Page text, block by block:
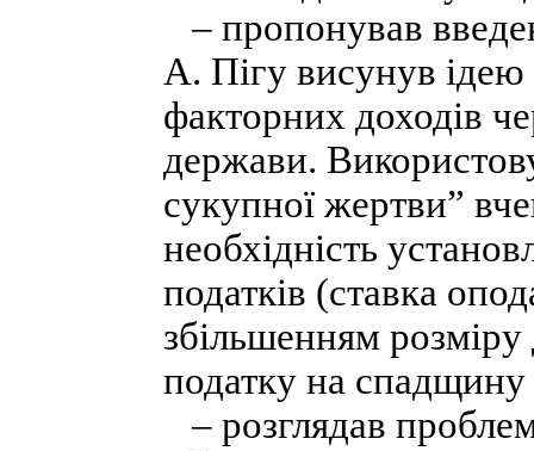
– пропонував
А. Пігу висунув ідею
факторних доходів
держави.
сукупної жертви”
необхідність
податків (ставка
збільшенням
податку на спадщину
– розглядав